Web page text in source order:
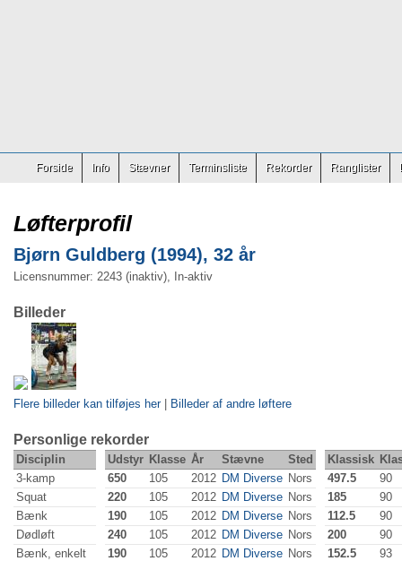
Forside Info Stævner Terminsliste Rekorder Ranglister
Løfterprofil
Bjørn Guldberg (1994), 32 år
Licensnummer: 2243 (inaktiv), In-aktiv
Billeder
Flere billeder kan tilføjes her| Billeder af andre løftere
Personlige rekorder
Disciplin Udstyr Klasse År Stævne Sted Klassisk
3-kamp
650 105 2012 DM Diverse Nors 497.5
90
Squat
220 105 2012 DM Diverse Nors 185
90
Bænk
190 105 2012 DM Diverse Nors 112.5
90
Dødløft
240 105 2012 DM Diverse Nors 200
90
Bænk, enkelt
190 105 2012 DM Diverse Nors 152.5 93